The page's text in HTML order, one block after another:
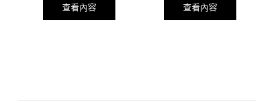
查看內容 查看內容